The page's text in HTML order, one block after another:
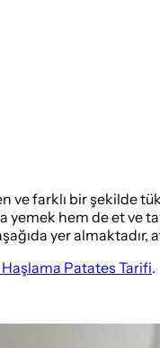
ve farklı bir
yemek hem de et ve
yer almaktadır,
Haşlama Patates Tarifi.